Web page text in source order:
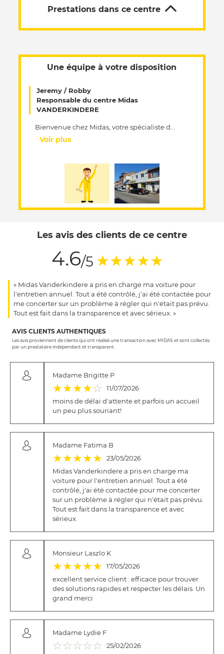
Prestations dans ce centre
Une équipe à votre disposition
Jeremy / Robby
Responsable du centre Midas
VANDERKINDERE
Voir plus
Les avis des clients de ce centre
4.6/5 ★★★★★
« Midas Vanderkindere a pris en charge ma voiture pour
l'entretien annuel. Tout a été contrôlé, j'ai été contactée pour
me concerter sur un problème à régler qui n'était pas prévu.
Tout est fait dans la transparence et avec sérieux. »
AVIS CLIENTS AUTHENTIQUES
Les avis proviennent de clients qui ont réalisé une transaction avec MIDAS et sont collectés
par un prestataire indépendant et transparent.
Madame Brigitte P
(*)
★ (*)
★ (*)
★ (*)
★ ( )
☆
11/07/2026
moins de délai d'attente et parfois un accueil
un peu plus souriant!
Madame Fatima B
(*)
★ (*)
★ (*)
★ (*)
★ (*)
★
23/05/2026
Midas Vanderkindere a pris en charge ma
voiture pour l'entretien annuel. Tout a été
contrôlé, j'ai été contactée pour me concerter
sur un problème à régler qui n'était pas prévu.
Tout est fait dans la transparence et avec
sérieux.
Monsieur Laszlo K
(*)
★ (*)
★ (*)
★ (*)
★ (*)
★
17/05/2026
excellent service client : efficace pour trouver
des solutions rapides et respecter les délais. Un
grand merci
Madame Lydie F
( )
☆ ( )
☆ ( )
☆ ( )
☆ ( )
☆
25/02/2026